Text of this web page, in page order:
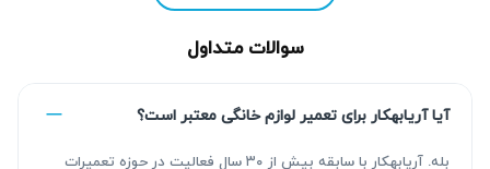
سوالات متداول
آیا آریابهکار برای تعمیر لوازم خانگی معتبر است؟
بله. آریابهکار با سابقه بیش از ۳۰ سال فعالیت در حوزه تعمیرات